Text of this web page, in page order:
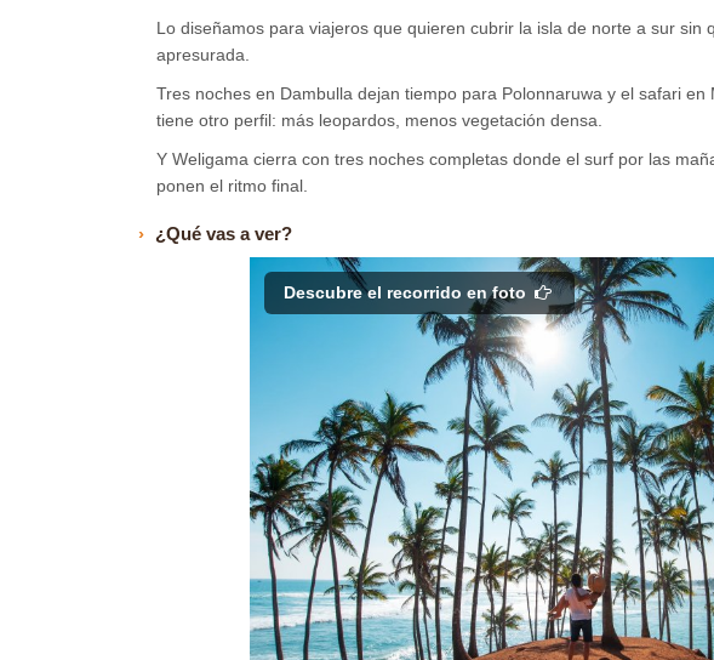
Lo diseñamos para viajeros que quieren cubrir la isla de norte a sur sin
apresurada.
Tres noches en Dambulla dejan tiempo para Polonnaruwa y el safari en
tiene otro perfil: más leopardos, menos vegetación densa.
Y Weligama cierra con tres noches completas donde el surf por las
ponen el ritmo final.
¿Qué vas a ver?
Descubre el recorrido en foto